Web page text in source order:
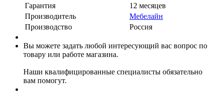
Гарантия
12 месяцев
Производитель
Мебелайн
Производство
Россия
Вы можете задать любой интересующий вас вопрос по
товару или работе магазина.
Наши квалифицированные специалисты обязательно
вам помогут.